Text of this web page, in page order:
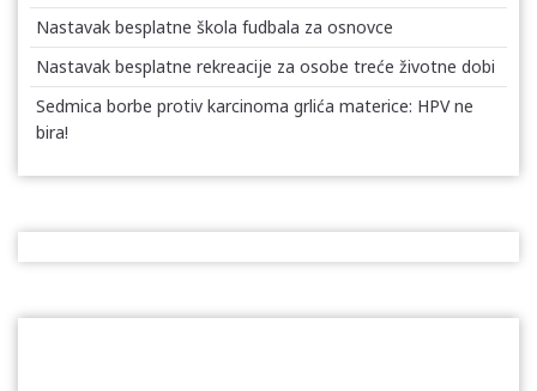
Nastavak besplatne škola fudbala za osnovce
Nastavak besplatne rekreacije za osobe treće životne dobi
Sedmica borbe protiv karcinoma grlića materice: HPV ne
bira!